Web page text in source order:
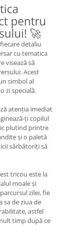
pentru
🚀
detaliu
cu tematica
visează să
Acest
simbol al
zi specială.
atenția imediat
ți copilul
plutind printre
și o paletă
sărbătoriți să
tricou este la
moale și
zilei, fie
sa de ziua de
astfel
timp după ce